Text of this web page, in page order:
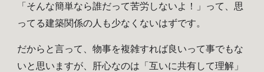
「そんな簡単なら誰だって苦労しないよ！」って、思
ってる建築関係の人も少なくないはずです。
だからと言って、物事を複雑すれば良いって事でもな
いと思いますが、肝心なのは「互いに共有して理解」